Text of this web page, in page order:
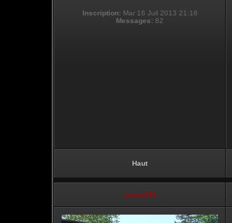
Inscription: Mar 16 Juil 2013 21:16
Messages: 82
Haut
vmax330